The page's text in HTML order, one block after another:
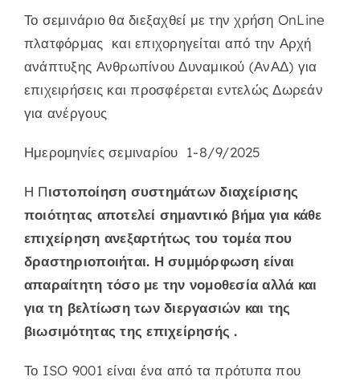
Το σεμινάριο θα διεξαχθεί με την χρήση OnLine
πλατφόρμας και επιχορηγείται από την Αρχή
ανάπτυξης Ανθρωπίνου Δυναμικού (ΑνΑΔ) για
επιχειρήσεις και προσφέρεται εντελώς Δωρεάν
για ανέργους
Ημερομηνίες σεμιναρίου 1-8/9/2025
Η Πιστοποίηση συστημάτων διαχείρισης
ποιότητας αποτελεί σημαντικό βήμα για κάθε
επιχείρηση ανεξαρτήτως του τομέα που
δραστηριοποιήται. Η συμμόρφωση είναι
απαραίτητη τόσο με την νομοθεσία αλλά και
για τη βελτίωση των διεργασιών και της
βιωσιμότητας της επιχείρησής .
Το ISO 9001 είναι ένα από τα πρότυπα που